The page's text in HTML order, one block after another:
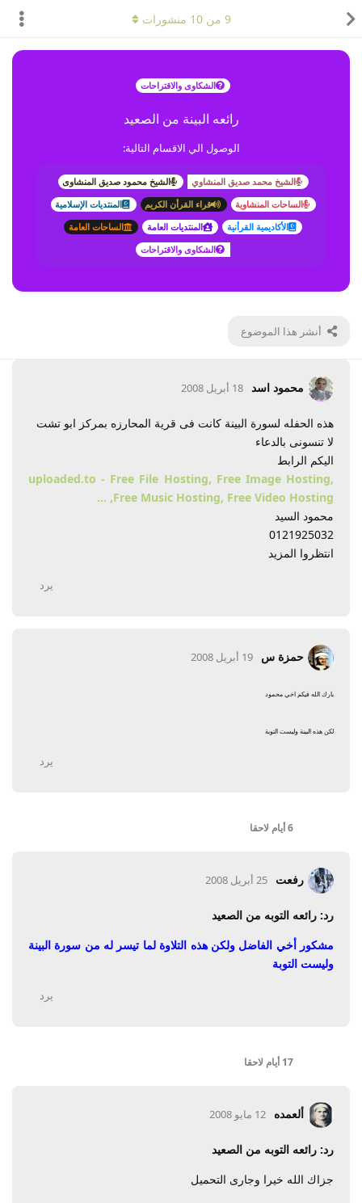
الشكاوى والاقتراحات
رائعه البينة من الصعيد
الوصول الي الاقسام التالية:
الشيخ محمد صديق المنشاوي
الشيخ محمود صديق المنشاوى
الساحات المنشاوية
قراء القرأن الكريم
المنتديات الإسلامية
الأكاديمية القرأنية
المنتديات العامة
الساحات العامة
الشكاوى والاقتراحات
أنشر هذا الموضوع
9 من10 منشورات
محمود اسد 18 أبريل 2008
هذه الحفله لسورة البينة كانت فى قرية المحارزه بمركز ابو تشت
لا تنسونى بالدعاء
اليكم الرابط
uploaded.to - Free File Hosting, Free Image Hosting,
Free Music Hosting, Free Video Hosting, ...
محمود السيد
0121925032
انتظروا المزيد
يرد
حمزة س 19 أبريل 2008
بارك الله فيكم اخي محمود
لكن هذه البينة وليست التوبة
يرد
6 أيام لاحقا
رفعت 25 أبريل 2008
رد: رائعه التوبه من الصعيد
مشكور أخي الفاضل ولكن هذه التلاوة لما تيسر له من سورة البينة
وليست التوبة
يرد
17 أيام لاحقا
ألعمده 12 مايو 2008
رد: رائعه التوبه من الصعيد
جزاك الله خيرا وجارى التحميل